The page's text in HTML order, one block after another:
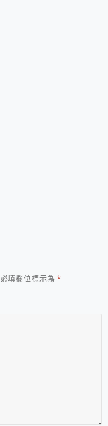
必填欄位標示為*